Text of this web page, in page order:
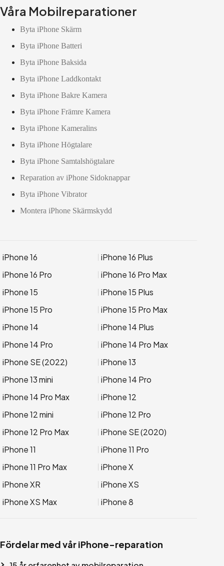
Våra Mobilreparationer
Byta iPhone Skärm
Byta iPhone Batteri
Byta iPhone Baksida
Byta iPhone Laddkontakt
Byta iPhone Bakre Kamera
Byta iPhone Främre Kamera
Byta iPhone Kameralins
Byta iPhone Högtalare
Byta iPhone Samtalshögtalare
Reparation av iPhone Sidoknappar
Byta iPhone Vibrator
Montera iPhone Skärmskydd
iPhone 16
iPhone 16 Plus
iPhone 16 Pro
iPhone 16 Pro Max
iPhone 15
iPhone 15 Plus
iPhone 15 Pro
iPhone 15 Pro Max
iPhone 14
iPhone 14 Plus
iPhone 14 Pro
iPhone 14 Pro Max
iPhone SE (2022)
iPhone 13
iPhone 13 mini
iPhone 14 Pro
iPhone 14 Pro Max
iPhone 12
iPhone 12 mini
iPhone 12 Pro
iPhone 12 Pro Max
iPhone SE (2020)
iPhone 11
iPhone 11 Pro
iPhone 11 Pro Max
iPhone X
iPhone XR
iPhone XS
iPhone XS Max
iPhone 8
Fördelar med vår iPhone-reparation